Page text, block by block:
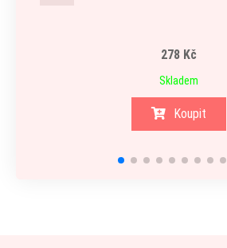
278 Kč
Skladem
Koupit